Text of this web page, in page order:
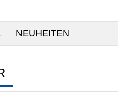
NEUHEITEN